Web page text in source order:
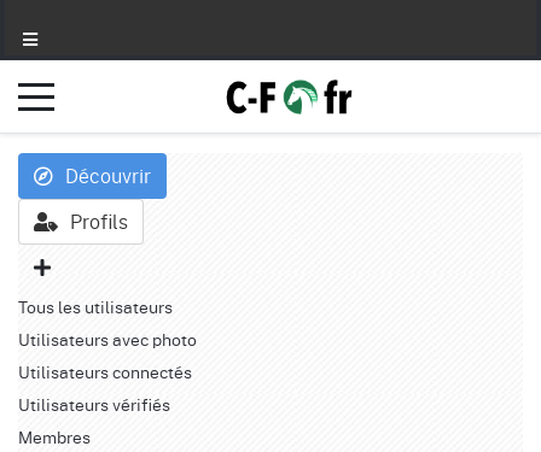
Découvrir
Profils
Tous les utilisateurs
Utilisateurs avec photo
Utilisateurs connectés
Utilisateurs vérifiés
Membres